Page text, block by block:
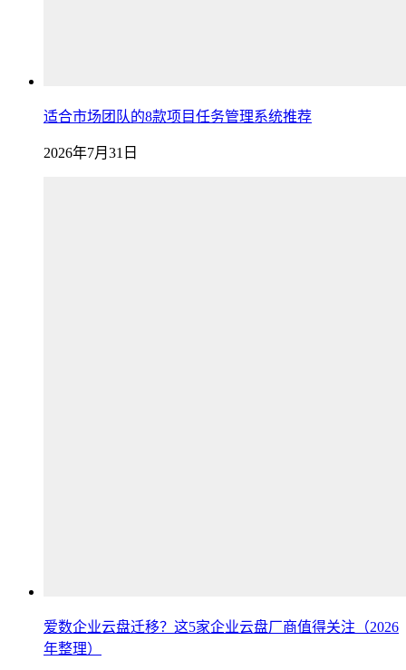
适合市场团队的8款项目任务管理系统推荐
2026年7月31日
爱数企业云盘迁移？这5家企业云盘厂商值得关注（2026
年整理）